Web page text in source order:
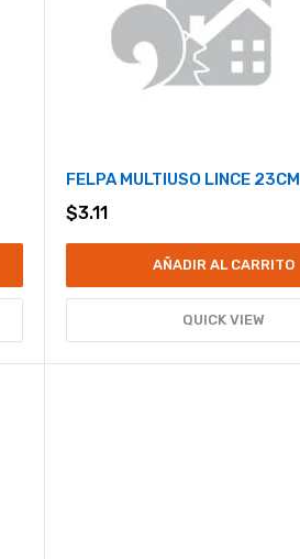
FELPA MULTIUSO LINCE 23CM
$3.11
AÑADIR AL CARRITO
QUICK VIEW